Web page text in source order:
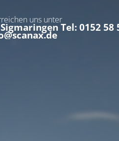
uns unter
Tel: 0152 58